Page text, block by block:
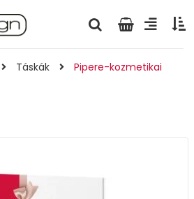
Táskák
Pipere-kozmetikai